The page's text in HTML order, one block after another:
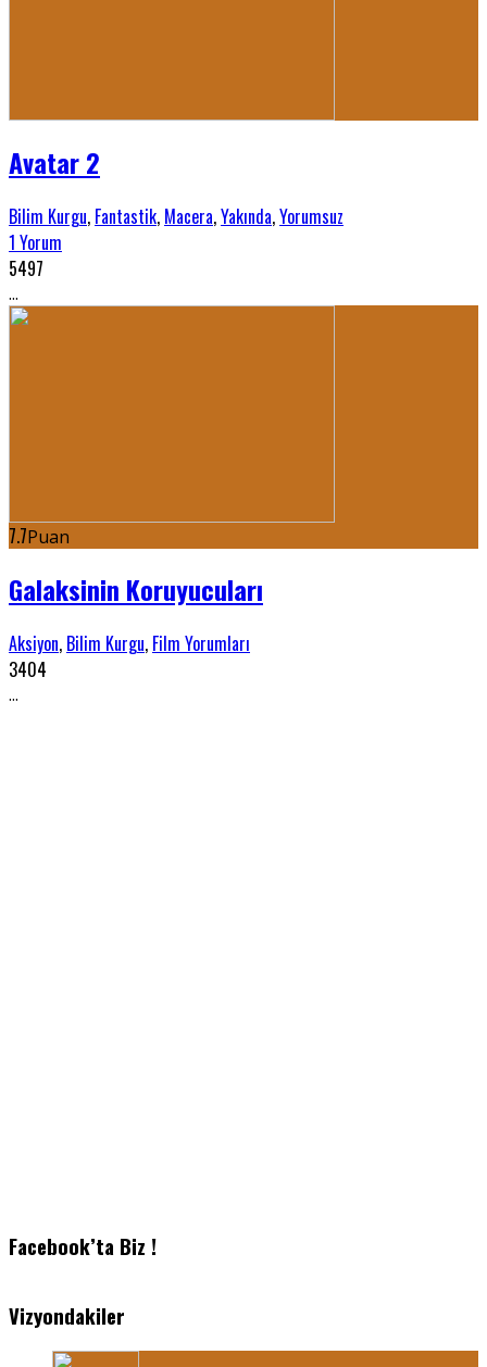
Avatar 2
Bilim Kurgu, Fantastik, Macera,Yakında,Yorumsuz
1 Yorum
5497
...
7.7Puan
Galaksinin Koruyucuları
Aksiyon, Bilim Kurgu, Film Yorumları
3404
...
Facebook’ta Biz !
Vizyondakiler